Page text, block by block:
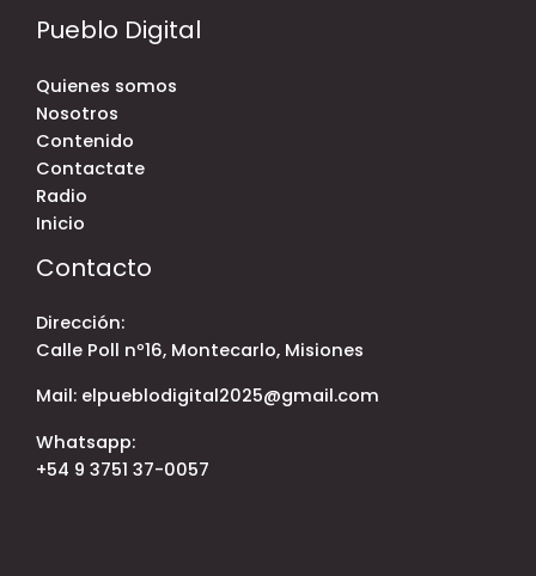
Pueblo Digital
Quienes somos
Nosotros
Contenido
Contactate
Radio
Inicio
Contacto
Dirección:
Calle Poll nº16, Montecarlo, Misiones
Mail: elpueblodigital2025@gmail.com
Whatsapp:
+54 9 3751 37-0057